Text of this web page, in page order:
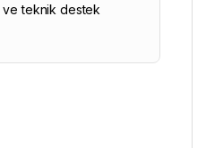
teknik destek